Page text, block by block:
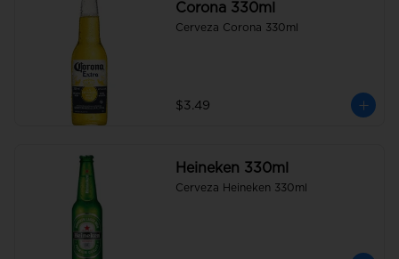
Corona 330ml
Cerveza Corona 330ml
$3.49
Heineken 330ml
Cerveza Heineken 330ml